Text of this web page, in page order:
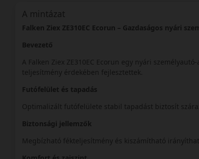
A mintázat
Falken Ziex ZE310EC Ecorun – Gazdaságos nyári
Bevezető
A Falken Ziex ZE310EC Ecorun egy nyári
teljesítmény érdekében fejlesztettek.
Futófelület és tapadás
Optimalizált futófelülete stabil tapadást biztosít
Biztonsági jellemzők
Megbízható fékteljesítmény és kiszámítható